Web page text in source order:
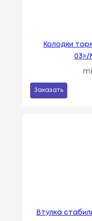
Колодки
03>/
Заказать
Втулка